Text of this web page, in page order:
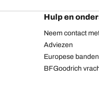
Hulp en
Neem contact
Adviezen
Europese
BFGoodrich